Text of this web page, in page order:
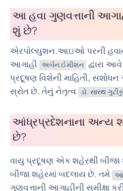
આ હવા ગુણવત્તાની
શું છે?
એરપોલ્યુશન.આઇઓ પરની
આગાહી
અર્બન ઈમીશન
દ્વારા
પ્રદૂષણ વિશેની માહિતી,
સ્રોત છે. તેનું નેતૃત્વ
ડો. સારથ
આંધ્રપ્રદેશનાના અન્ય
છે?
વાયુ પ્રદૂષણ એક શહેરથી બીજા
બીજા શહેરમાં બદલાય છે. તમે
ગુણવત્તાની આગાહીની સમીક્ષા